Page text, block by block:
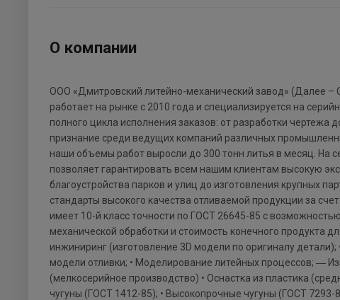
О компании
ООО «Дмитровский литейно-механический завод» (Далее
работает на рынке с 2010 года и специализируется на
полного цикла исполнения заказов: от разработки
признание среди ведущих компаний различных
наши объемы работ выросли до 300 тонн литья в месяц. На
позволяет гарантировать всем нашим клиентам высокую
благоустройства парков и улиц до изготовления крупных
стандарты высокого качества отливаемой продукции за
имеет 10-й класс точности по ГОСТ 26645-85 с
механической обработки и стоимость конечного продукта
инжиниринг (изготовление 3D модели по оригиналу
модели отливки; • Моделирование литейных процессов; ―
(мелкосерийное производство) • Оснастка из пластика
чугуны (ГОСТ 1412-85); • Высокопрочные чугуны (ГОСТ